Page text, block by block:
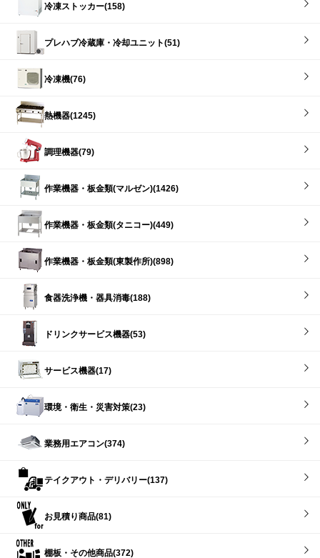
冷凍ストッカー(158)
プレハブ冷蔵庫・冷却ユニット(51)
冷凍機(76)
熱機器(1245)
調理機器(79)
作業機器・板金類(マルゼン)(1426)
作業機器・板金類(タニコー)(449)
作業機器・板金類(東製作所)(898)
食器洗浄機・器具消毒(188)
ドリンクサービス機器(53)
サービス機器(17)
環境・衛生・災害対策(23)
業務用エアコン(374)
テイクアウト・デリバリー(137)
お見積り商品(81)
棚板・その他商品(372)